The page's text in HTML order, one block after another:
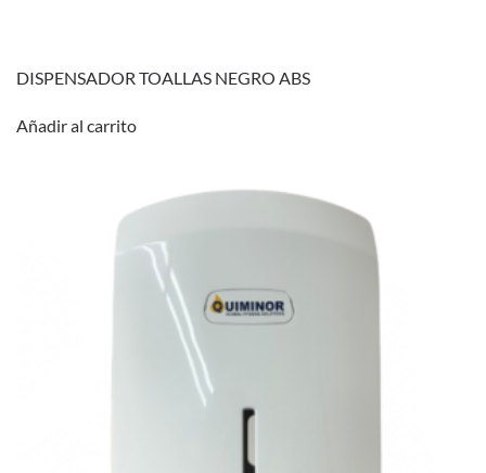
DISPENSADOR TOALLAS NEGRO ABS
Añadir al carrito